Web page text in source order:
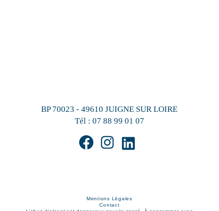
BP 70023 - 49610 JUIGNE SUR LOIRE
Tél : 07 88 99 01 07
Mentions Légales
Contact